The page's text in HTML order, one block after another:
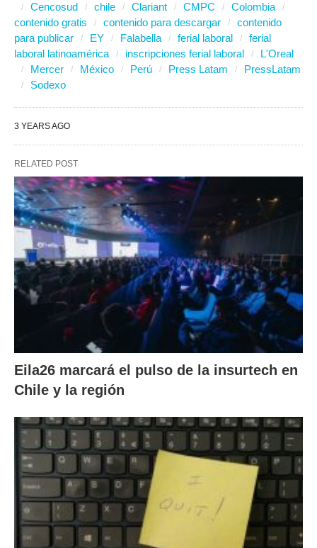
Cencosud
chile Clariant CMPC
Colombia
contenido gratis
contenido para descargar
contenido
para publicar
EY Falabella ferial laboral
ferial
laboral latinoamérica
inscripciones ferial laboral
L'Oreal
Mercer
México Perú Press Latam
PressLatam
Sodexo
3 YEARS AGO
RELATED POST
Eila26 marcará el pulso de la insurtech en
Chile y la región